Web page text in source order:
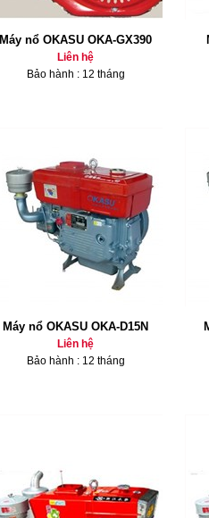
Máy nổ OKASU OKA-GX390
Liên hệ
Bảo hành : 12 tháng
Máy nổ OKASU OKA-D15N
Liên hệ
Bảo hành : 12 tháng